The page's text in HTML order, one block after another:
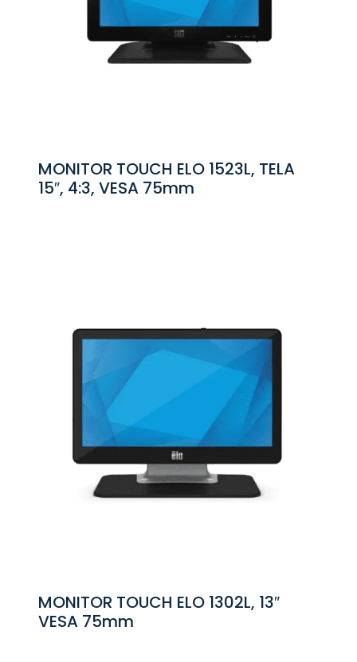
MONITOR TOUCH ELO 1523L, TELA
15″, 4:3, VESA 75mm
MONITOR TOUCH ELO 1302L, 13″
VESA 75mm